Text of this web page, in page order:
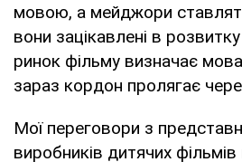
мовою, а мейджори
вони зацікавлені в
ринок фільму визначає
зараз кордон пролягає
Мої переговори з
виробників дитячих